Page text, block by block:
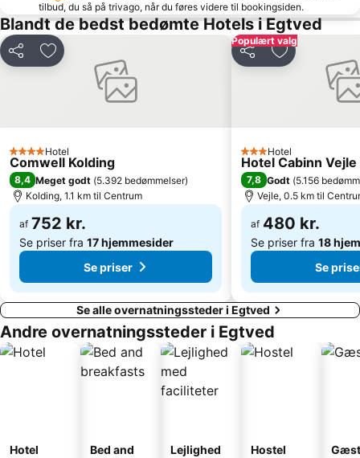
tilbud, du så på trivago, når du føres videre til bookingsiden.
Blandt de bedst bedømte Hotels i Egtved
Del Føj til favoritter
4 Stjerner
Hotel
Comwell Kolding
8,4 Meget godt (5.392 bedømmelser)
Kolding, 1.1 km til Centrum
af 752 kr.
Se priser fra 17 hjemmesider
Se priser
Populært valg
Del Føj til
3 Stjerner
Hotel
Hotel Cabinn Vejle
7,8 Godt (5.156
Vejle, 0.5 km til
af 480 kr.
Se priser fra 18
Se
Se alle overnatningssteder i Egtved
Andre overnatningssteder i Egtved
Hotel
Bed and
Lejlighed
Hostel